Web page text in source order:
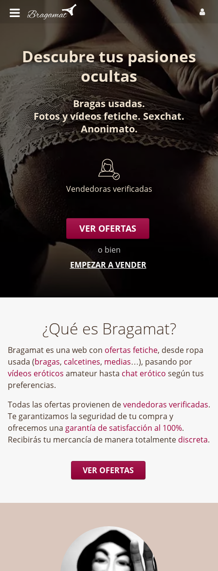
Descubre tus pasiones
ocultas
Bragas usadas.
Fotosyvídeos fetiche. Sexchat.
Anonimato.
Vendedoras verificadas
VER OFERTAS
o bien
EMPEZAR A VENDER
¿Qué es Bragamat?
Bragamat es una web con ofertas fetiche, desde ropa
usada (bragas, calcetines, medias…), pasando por
vídeos eróticos amateur hasta chat erótico según tus
preferencias.
Todas las ofertas provienen devendedoras verificadas.
Te garantizamos la seguridad de tu compra y
ofrecemos una garantía de satisfacción al 100%.
Recibirás tu mercancía de manera totalmente discreta.
VER OFERTAS